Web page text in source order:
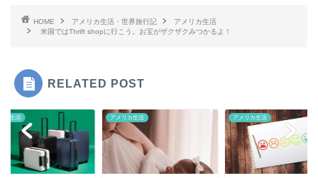
HOME アメリカ生活・世界旅行記
アメリカ生活
米国ではThrift shopに行こう。お宝がザクザクみつかるよ！
RELATED POST
カ生活 アメリカ生活 アメリカ生活